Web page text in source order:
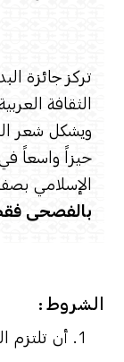
تركز جائزة
الثقافة
ويشكل شعر
حيزاً واسعاً
الإسلامي
بالفصحى
الشروط :
أن تلتزم